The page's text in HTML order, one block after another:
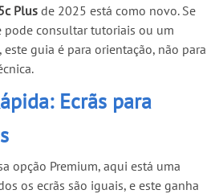
Plus de 2025 está como novo. Se
pode consultar tutoriais ou um
guia é para orientação, não para
Ecrãs para
opção Premium, aqui está uma
os ecrãs são iguais, e este ganha